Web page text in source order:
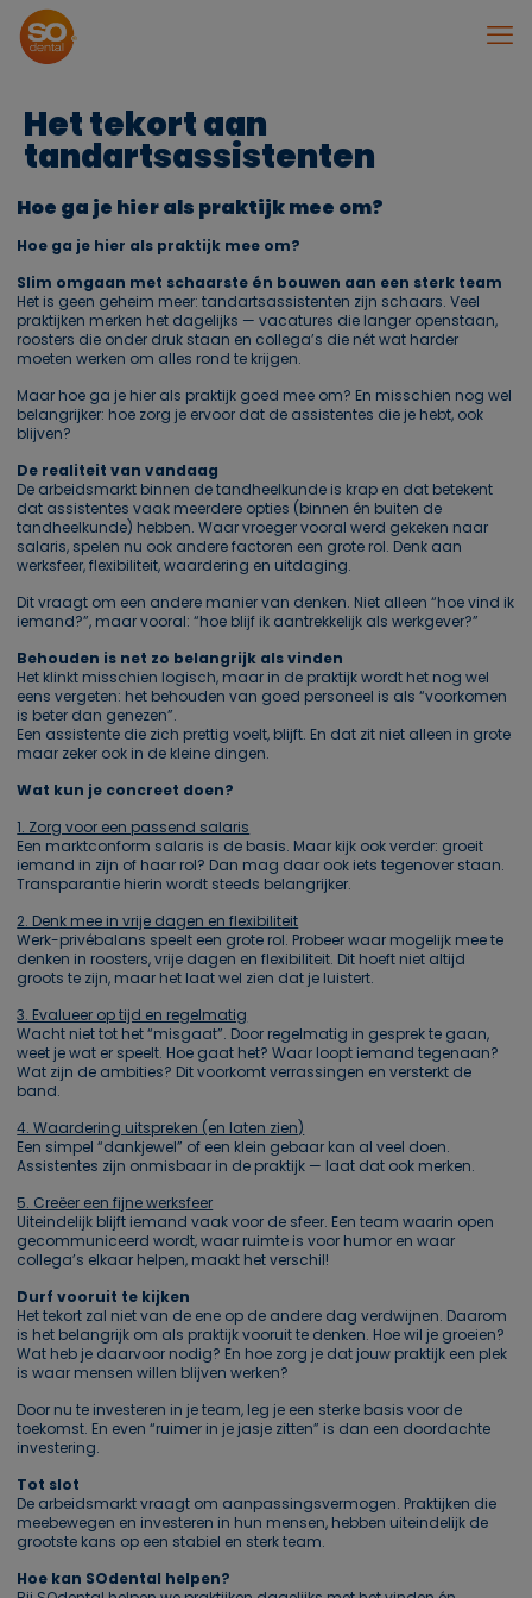
Het tekort aan
tandartsassistenten
Hoe ga je hier als praktijk mee om?
Hoe ga je hier als praktijk mee om?
Slim omgaan met schaarste én bouwen aan een sterk team
Het is geen geheim meer: tandartsassistenten zijn schaars. Veel
praktijken merken het dagelijks — vacatures die langer openstaan,
roosters die onder druk staan en collega’s die nét wat harder
moeten werken om alles rond te krijgen.
Maar hoe ga je hier als praktijk goed mee om? En misschien nog wel
belangrijker: hoe zorg je ervoor dat de assistentes die je hebt, ook
blijven?
De realiteit van vandaag
De arbeidsmarkt binnen de tandheelkunde is krap en dat betekent
dat assistentes vaak meerdere opties (binnen én buiten de
tandheelkunde) hebben. Waar vroeger vooral werd gekeken naar
salaris, spelen nu ook andere factoren een grote rol. Denk aan
werksfeer, flexibiliteit, waardering en uitdaging.
Dit vraagt om een andere manier van denken. Niet alleen “hoe vind ik
iemand?”, maar vooral: “hoe blijf ik aantrekkelijk als werkgever?”
Behouden is net zo belangrijk als vinden
Het klinkt misschien logisch, maar in de praktijk wordt het nog wel
eens vergeten: het behouden van goed personeel is als “voorkomen
is beter dan genezen”.
Een assistente die zich prettig voelt, blijft. En dat zit niet alleen in grote
maar zeker ook in de kleine dingen.
Wat kun je concreet doen?
1. Zorg voor een passend salaris
Een marktconform salaris is de basis. Maar kijk ook verder: groeit
iemand in zijn of haar rol? Dan mag daar ook iets tegenover staan.
Transparantie hierin wordt steeds belangrijker.
2. Denk mee in vrije dagen en flexibiliteit
Werk-privébalans speelt een grote rol. Probeer waar mogelijk mee te
denken in roosters, vrije dagen en flexibiliteit. Dit hoeft niet altijd
groots te zijn, maar het laat wel zien dat je luistert.
3. Evalueer op tijd en regelmatig
Wacht niet tot het “misgaat”. Door regelmatig in gesprek te gaan,
weet je wat er speelt. Hoe gaat het? Waar loopt iemand tegenaan?
Wat zijn de ambities? Dit voorkomt verrassingen en versterkt de
band.
4. Waardering uitspreken (en laten zien)
Een simpel “dankjewel” of een klein gebaar kan al veel doen.
Assistentes zijn onmisbaar in de praktijk — laat dat ook merken.
5. Creëer een fijne werksfeer
Uiteindelijk blijft iemand vaak voor de sfeer. Een team waarin open
gecommuniceerd wordt, waar ruimte is voor humor en waar
collega’s elkaar helpen, maakt het verschil!
Durf vooruit te kijken
Het tekort zal niet van de ene op de andere dag verdwijnen. Daarom
is het belangrijk om als praktijk vooruit te denken. Hoe wil je groeien?
Wat heb je daarvoor nodig? En hoe zorg je dat jouw praktijk een plek
is waar mensen willen blijven werken?
Door nu te investeren in je team, leg je een sterke basis voor de
toekomst. En even “ruimer in je jasje zitten” is dan een doordachte
investering.
Tot slot
De arbeidsmarkt vraagt om aanpassingsvermogen. Praktijken die
meebewegen en investeren in hun mensen, hebben uiteindelijk de
grootste kans op een stabiel en sterk team.
Hoe kan SOdental helpen?